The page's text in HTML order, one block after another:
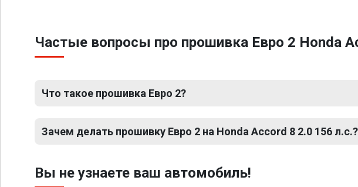
Частые вопросы про прошивка Евро 2 Honda
Что такое прошивка Евро 2?
Зачем делать прошивку Евро 2 на Honda Accord 8 2.0 156 л.с.?
Вы не узнаете ваш автомобиль!